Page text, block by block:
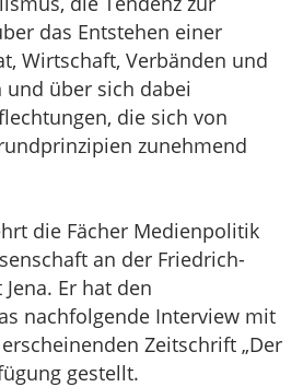
das Entstehen einer
Wirtschaft, Verbänden und
über sich dabei
die sich von
zunehmend
die Fächer Medienpolitik
an der Friedrich-
Er hat den
nachfolgende Interview mit
Zeitschrift „Der
gestellt.